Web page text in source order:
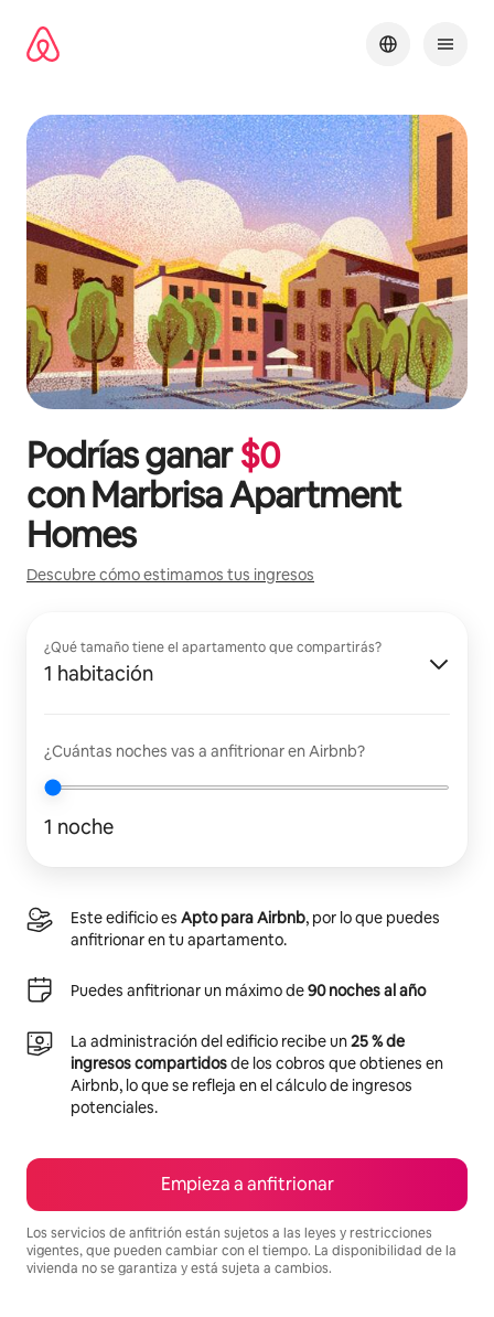
contenido
Podrías ganar$0
conMarbrisa Apartment
Homes
Descubre cómo estimamos tus ingresos
¿Qué tamaño tiene el apartamento que compartirás?
1 habitación
¿Cuántas noches vas a anfitrionar en Airbnb?
1 noche
Este edificio es Apto para Airbnb, por lo que puedes
anfitrionar en tu apartamento.
Puedes anfitrionar un máximo de90 noches al año
La administración del edificio recibe un25 % de
ingresos compartidosde los cobros que obtienes en
Airbnb, lo que se refleja en el cálculo de ingresos
potenciales.
Empieza a anfitrionar
Los servicios de anfitrión están sujetos a las leyes y restricciones
vigentes, que pueden cambiar con el tiempo. La disponibilidad de la
vivienda no se garantiza y está sujeta a cambios.